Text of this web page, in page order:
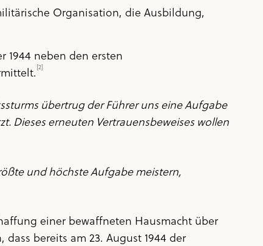
Organisation, die Ausbildung,
1944 neben den ersten
[2]
übertrug der Führer uns eine Aufgabe
Dieses erneuten Vertrauensbeweises wollen
und höchste Aufgabe meistern,
einer bewaffneten Hausmacht über
bereits am 23. August 1944 der